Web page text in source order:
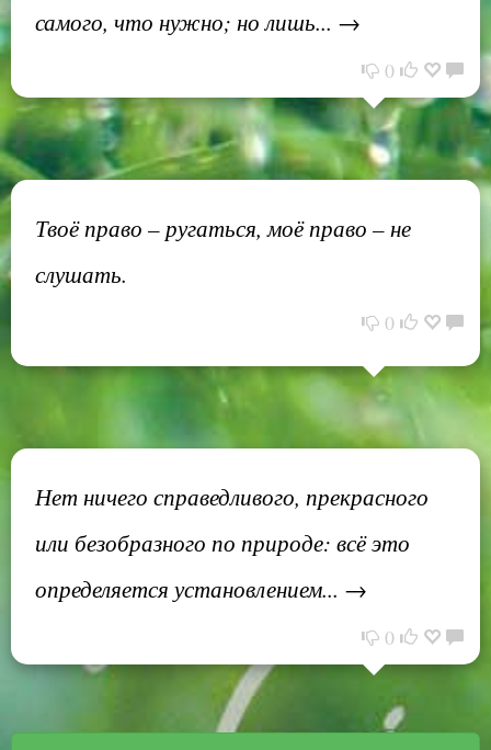
самого, что нужно; но лишь... →
0
Твоё право – ругаться, моё право – не
слушать.
0
Нет ничего справедливого, прекрасного
или безобразного по природе: всё это
определяется установлением... →
0